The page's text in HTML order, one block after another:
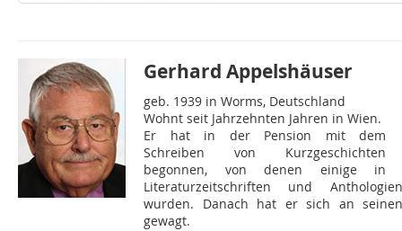
Gerhard Appelshäuser
geb. 1939 in Worms, Deutschland
Wohnt seit Jahrzehnten Jahren in Wien.
Er hat in der Pension mit dem
Schreiben von Kurzgeschichten
begonnen, von denen einige in
Literaturzeitschriften und
wurden. Danach hat er sich an
gewagt.